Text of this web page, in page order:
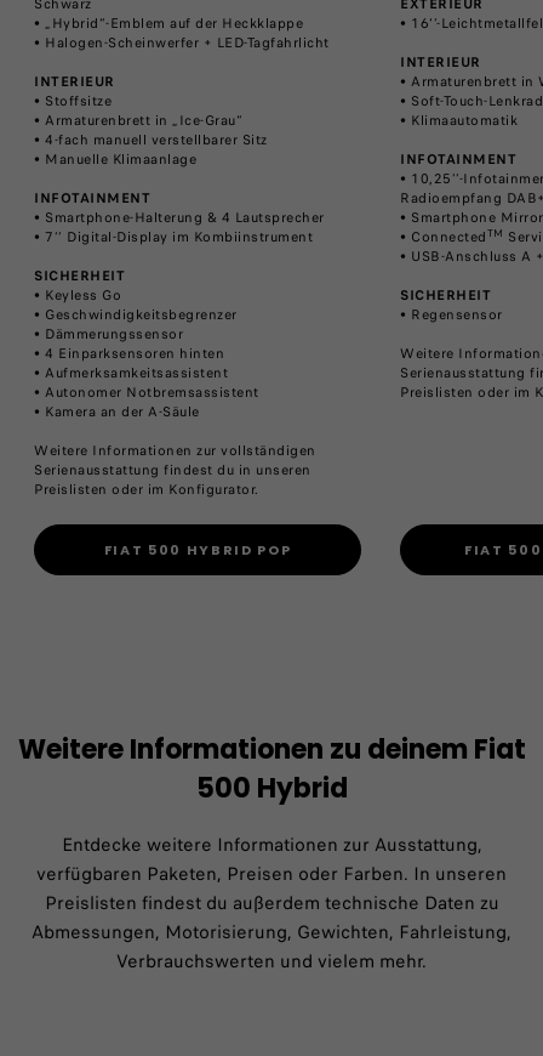
Schwarz
• „Hybrid“-Emblem auf der Heckklappe
• Halogen-Scheinwerfer + LED-Tagfahrlicht
INTERIEUR
• Stoffsitze
• Armaturenbrett in „Ice-Grau“
• 4-fach manuell verstellbarer Sitz
• Manuelle Klimaanlage
INFOTAINMENT
• Smartphone-Halterung & 4 Lautsprecher
• 7’’ Digital-Display im Kombiinstrument
SICHERHEIT
• Keyless Go
• Geschwindigkeitsbegrenzer
• Dämmerungssensor
• 4 Einparksensoren hinten
• Aufmerksamkeitsassistent​
• Autonomer Notbremsassistent​
• Kamera an der A-Säule
Weitere Informationen zur vollständigen
Serienausstattung findest du in unseren
Preislisten oder im Konfigurator.
FIAT 500 HYBRID POP
EXTERIEUR
• 16‘’-
INTERIEUR
• Armaturenbrett in
• Soft-Touch-
• Klimaautomatik
INFOTAINMENT
• 10,25’’-
Radioempfang
• Smartphone
• ConnectedTM
• USB-Anschluss A
SICHERHEIT
• Regensensor
Weitere
Serienausstattung
Preislisten oder im
FIAT
Weitere Informationen zu deinem Fiat
500 Hybrid
Entdecke weitere Informationen zur Ausstattung,
verfügbaren Paketen, Preisen oder Farben. In unseren
Preislisten findest du außerdem technische Daten zu
Abmessungen, Motorisierung, Gewichten, Fahrleistung,
Verbrauchswerten und vielem mehr.